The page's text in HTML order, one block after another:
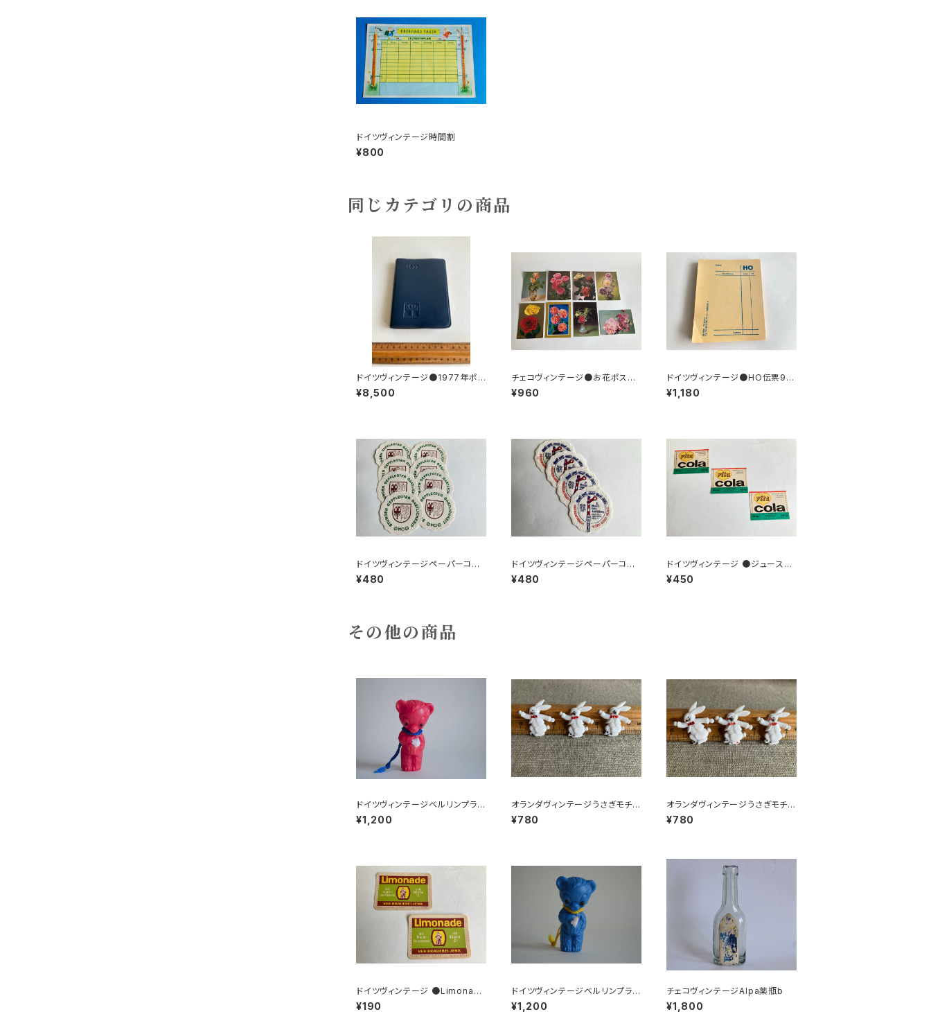
ドイツヴィンテージ時間割
¥800
同じカテゴリの商品
ドイツヴィンテージ●1977年ポケ
ットカレンダーKDT手帳未使用D
DR
¥8,500
チェコヴィンテージ●お花ポスト
カード8枚組
¥960
ドイツヴィンテージ●HO伝票90
枚
¥1,180
ドイツヴィンテージペーパーコー
スター8枚組●HO
¥480
ドイツヴィンテージペーパーコー
スター鉄道4枚組
¥480
ドイツヴィンテージ ●ジュースラ
ベル3枚組●vitacolaビタコーラ
¥450
その他の商品
ドイツヴィンテージベルリンプラベ
ア赤C2
¥1,200
オランダヴィンテージうさぎモチー
フプラパーツ30個セットNo6
¥780
オランダヴィンテージうさぎモチー
フプラパーツ30個セットa5
¥780
ドイツヴィンテージ ●Limonade
ラベル２枚組●
¥190
ドイツヴィンテージベルリンプラベ
ア青24
¥1,200
チェコヴィンテージAlpa薬瓶b
¥1,800